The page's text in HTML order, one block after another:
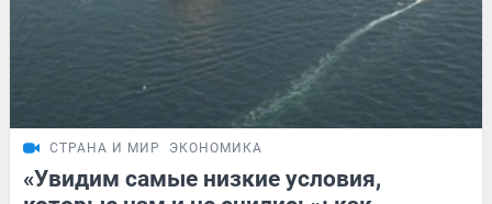
СТРАНА И МИР ЭКОНОМИКА
«Увидим самые низкие условия,